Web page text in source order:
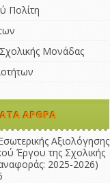
Πολίτη
Μονάδας
ΆΡΘΡΑ
Αξιολόγησης
Έργου της Σχολικής
2025-2026)